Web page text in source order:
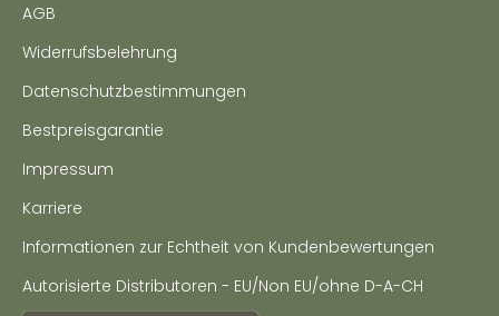
AGB
Widerrufsbelehrung
Datenschutzbestimmungen
Bestpreisgarantie
Impressum
Karriere
Informationen zur Echtheit von Kundenbewertungen
Autorisierte Distributoren - EU/Non EU/ohne D-A-CH